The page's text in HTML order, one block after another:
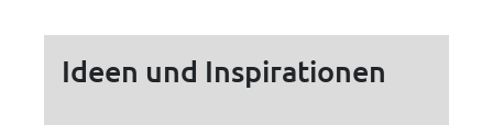
Ideen und Inspirationen